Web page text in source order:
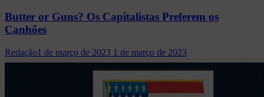
Butter or Guns? Os Capitalistas Preferem os
Canhões
Redação1 de março de 2023 1 de março de 2023